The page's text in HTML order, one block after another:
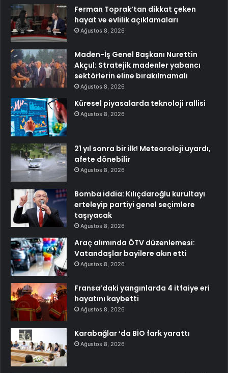
Ferman Toprak’tan dikkat çeken
hayat ve evlilik açıklamaları
Ağustos 8, 2026
Maden-İş Genel Başkanı Nurettin
Akçul: Stratejik madenler yabancı
sektörlerin eline bırakılmamalı
Ağustos 8, 2026
Küresel piyasalarda teknoloji rallisi
Ağustos 8, 2026
21 yıl sonra bir ilk! Meteoroloji uyardı,
afete dönebilir
Ağustos 8, 2026
Bomba iddia: Kılıçdaroğlu kurultayı
erteleyip partiyi genel seçimlere
taşıyacak
Ağustos 8, 2026
Araç alımında ÖTV düzenlemesi:
Vatandaşlar bayilere akın etti
Ağustos 8, 2026
Fransa’daki yangınlarda 4 itfaiye eri
hayatını kaybetti
Ağustos 8, 2026
Karabağlar ‘da BİO fark yarattı
Ağustos 8, 2026